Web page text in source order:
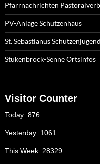
Pfarrnachrichten
PV-Anlage Schützenhaus
St. Sebastianus
Stukenbrock-Senne Ortsinfos
Visitor Counter
Today: 876
Yesterday: 1061
This Week: 28329